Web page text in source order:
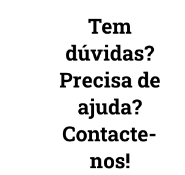
Tem
dúvidas?
Precisa de
ajuda?
Contacte-
nos!